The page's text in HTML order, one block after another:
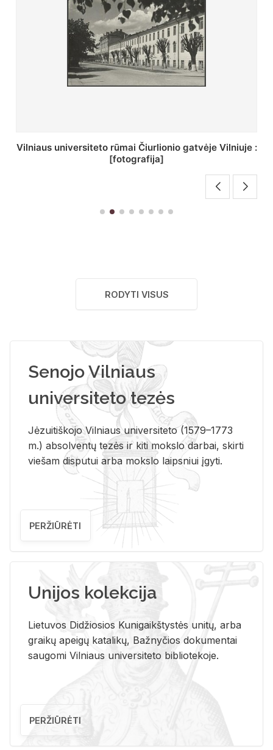
St. Batoro universiteto J. Pilsudskio kolegija :
[fotografija]
RODYTI VISUS
Senojo Vilniaus
universiteto tezės
Jėzuitiškojo Vilniaus universiteto (1579–1773
m.) absolventų tezės ir kiti mokslo darbai, skirti
viešam disputui arba mokslo laipsniui įgyti.
PERŽIŪRĖTI
Unijos kolekcija
Lietuvos Didžiosios Kunigaikštystės unitų, arba
graikų apeigų katalikų, Bažnyčios dokumentai
saugomi Vilniaus universiteto bibliotekoje.
PERŽIŪRĖTI